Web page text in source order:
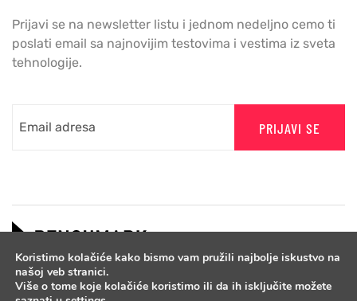
Prijavi se na newsletter listu i jednom nedeljno cemo ti
poslati email sa najnovijim testovima i vestima iz sveta
tehnologije.
PRIJAVI SE
Koristimo kolačiće kako bismo vam pružili najbolje iskustvo na
našoj veb stranici.
Više o tome koje kolačiće koristimo ili da ih isključite možete